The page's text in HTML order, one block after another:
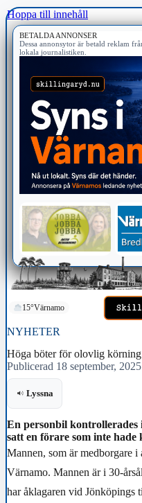
Hoppa till innehåll
BETALDA ANNONSER
Dessa annonsytor är betald reklam
lokala journalistiken.
15°Värnamo
NYHETER
Höga böter för olovlig körning
Publicerad 18 september,
Lyssna
En personbil kontrollerades
satt en förare som inte
Mannen, som är medborgare i
Värnamo. Mannen är i 30-
har åklagaren vid Jönköpings